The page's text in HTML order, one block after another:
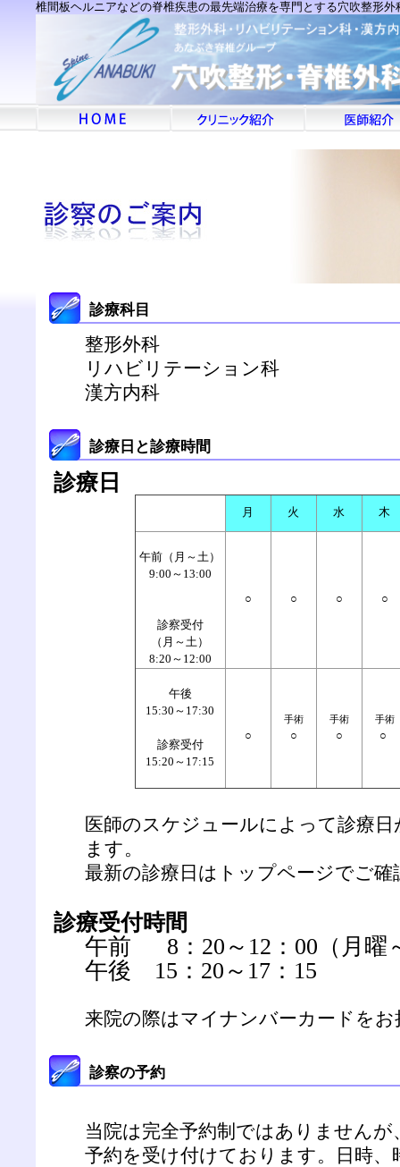
椎間板ヘルニアなどの脊椎疾患の最先端治療を専門とする穴吹整形外
診療科目
整形外科
リハビリテーション科
漢方内科
診療日と診療時間
診療日
月 火 水 木
午前（月～土）
9:00～13:00
診察受付
（月～土）
8:20～12:00
○ ○ ○ ○
午後
15:30～17:30
診察受付
15:20～17:15
○
手術
○
手術
○
手術
○
医師のスケジュールによって診療
ます。
最新の診療日は トップページでご確
診療受付時間
午前 8：20～12：00（月曜
午後 15：20～17：15
来院の際はマイナンバーカードを
診察の予約
当院は完全予約制ではありません
予約を受け付けております。日時、